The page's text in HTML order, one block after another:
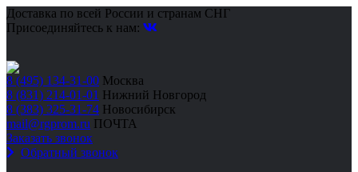
Доставка по всей России и странам СНГ
Присоединяйтесь к нам:
8 (495) 134-31-00 Москва
8 (831) 214-01-01 Нижний Новгород
8 (383) 325-31-74 Новосибирск
mail@rgprom.ru ПОЧТА
Заказать звонок
Обратный звонок